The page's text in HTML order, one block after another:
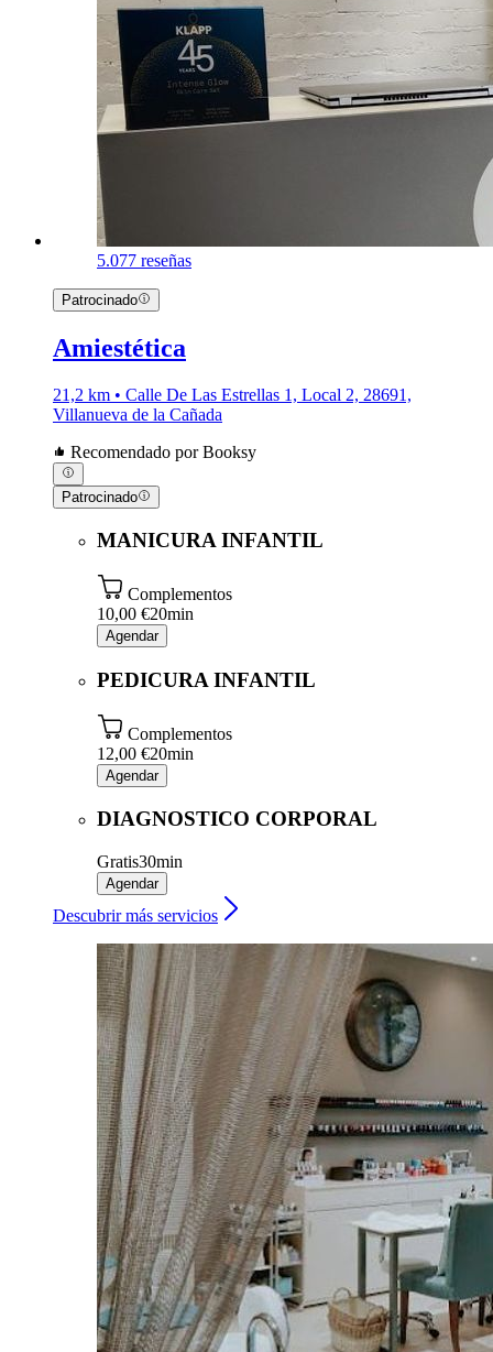
5.077 reseñas
Patrocinado
Amiestética
21,2 km • Calle De Las Estrellas 1, Local 2, 28691,
Villanueva de la Cañada
Recomendado por Booksy
Patrocinado
MANICURA INFANTIL
Complementos
10,00 €20min
Agendar
PEDICURA INFANTIL
Complementos
12,00 €20min
Agendar
DIAGNOSTICO CORPORAL
Gratis30min
Agendar
Descubrir más servicios